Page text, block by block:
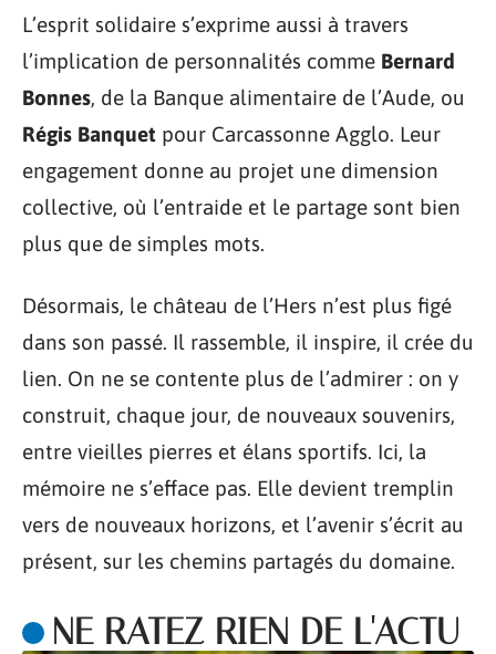
L’esprit solidaire s’exprime aussi à travers
l’implication de personnalités comme Bernard
Bonnes, de la Banque alimentaire de l’Aude, ou
Régis Banquet pour Carcassonne Agglo. Leur
engagement donne au projet une dimension
collective, où l’entraide et le partage sont bien
plus que de simples mots.
Désormais, le château de l’Hers n’est plus figé
dans son passé. Il rassemble, il inspire, il crée du
lien. On ne se contente plus de l’admirer : on y
construit, chaque jour, de nouveaux souvenirs,
entre vieilles pierres et élans sportifs. Ici, la
mémoire ne s’efface pas. Elle devient tremplin
vers de nouveaux horizons, et l’avenir s’écrit au
présent, sur les chemins partagés du domaine.
NE RATEZ RIEN DE L'ACTU